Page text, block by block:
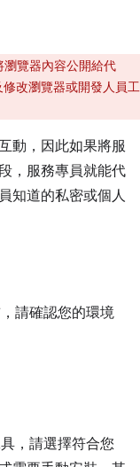
覽器內容公開給代
改瀏覽器或開發人員工
動，因此如果將服
，服務專員就能代
知道的私密或個人
請確認您的環境
，請選擇符合您